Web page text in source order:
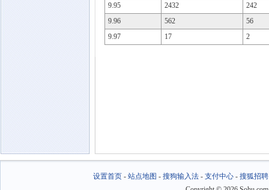
9.95
2432
242
9.96
562
56
9.97
17 2
设置首页- 站点地图 - 搜狗输入法- 支付中心- 搜狐招聘